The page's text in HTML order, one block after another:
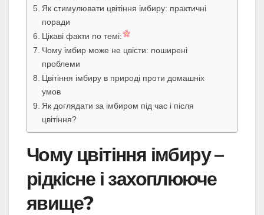
Як стимулювати цвітіння імбиру: практичні
поради
Цікаві факти по темі:
Чому імбир може не цвісти: поширені
проблеми
Цвітіння імбиру в природі проти домашніх
умов
Як доглядати за імбиром під час і після
цвітіння?
Чому цвітіння імбиру –
рідкісне і захоплююче
явище?